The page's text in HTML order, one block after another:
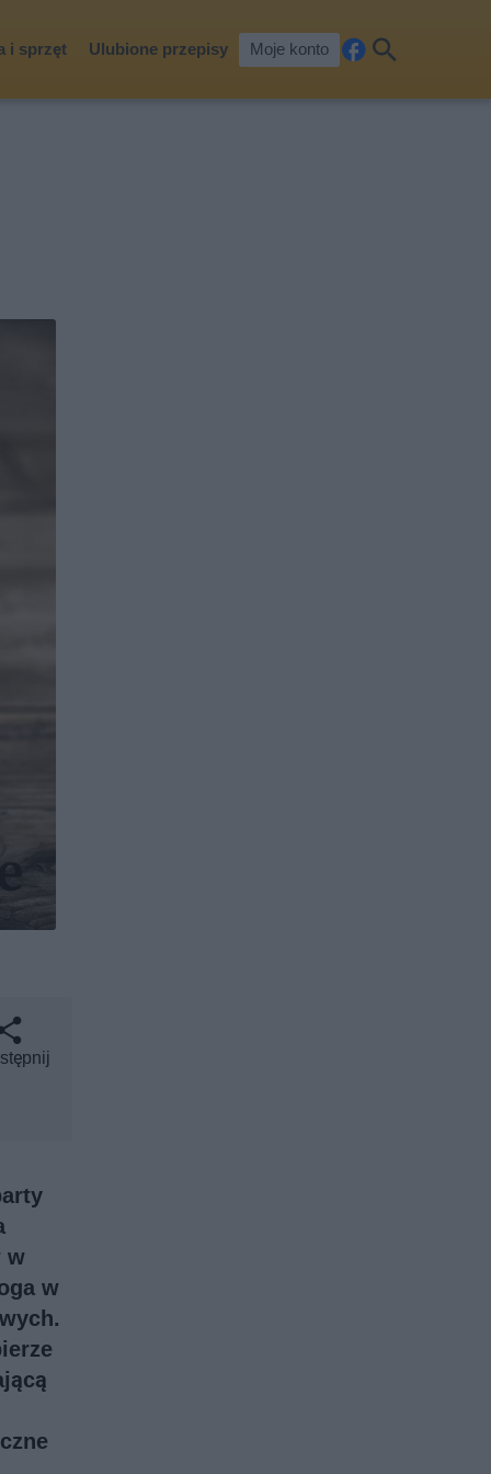
i sprzęt Ulubione przepisy Moje konto
cebkaj
w
w